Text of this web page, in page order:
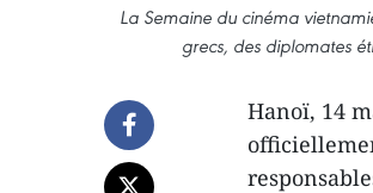
La Semaine du cinéma
grecs, des diplomates
Hanoï, 14